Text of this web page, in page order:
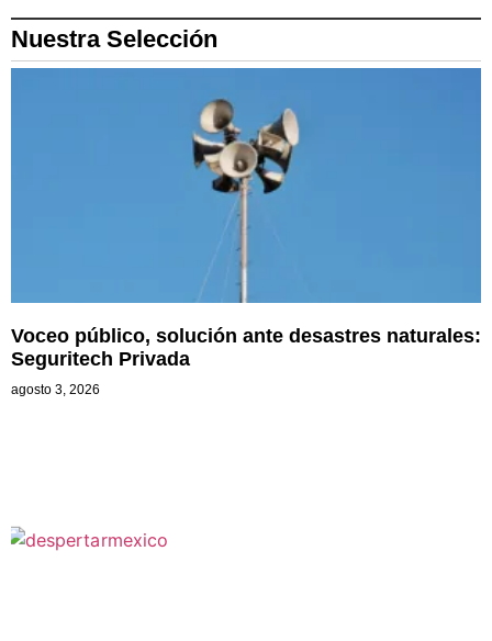
Nuestra Selección
Voceo público, solución ante desastres naturales:
Seguritech Privada
agosto 3, 2026